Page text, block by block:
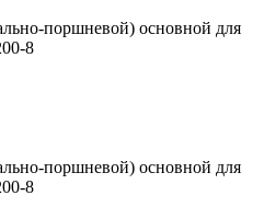
поршневой) основной для
8
поршневой) основной для
8